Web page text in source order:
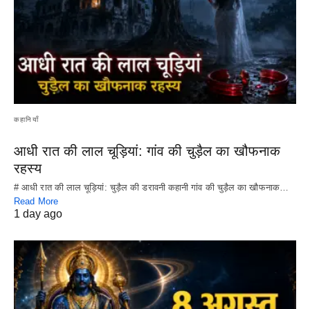
कहानियाँ
आधी रात की लाल चूड़ियां: गांव की चुड़ैल का खौफनाक
रहस्य
# आधी रात की लाल चूड़ियां: चुड़ैल की डरावनी कहानी गांव की चुड़ैल का खौफनाक…
Read More
1 day ago